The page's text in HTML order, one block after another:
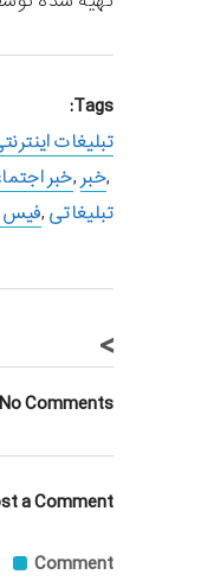
Tags:
تبلیغات
,خبر ,خبر
تبلیغاتی ,فیس
>
No Comments
a Comment
Comment